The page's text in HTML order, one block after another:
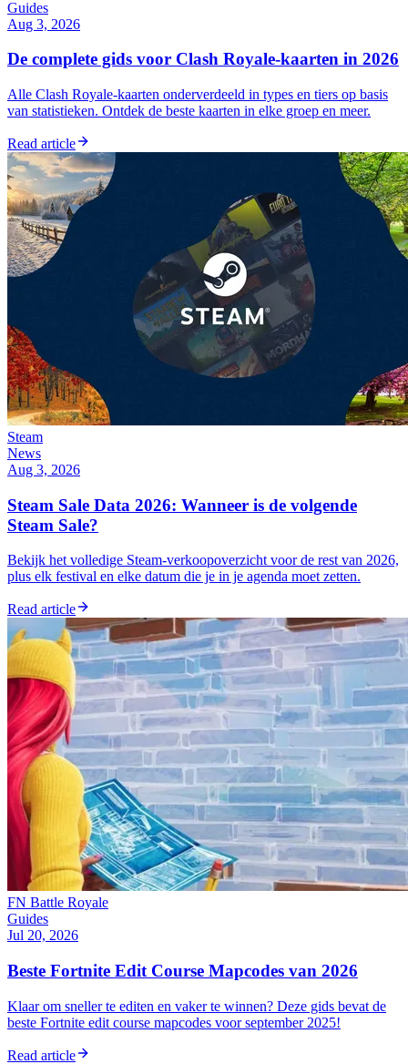
Guides
Aug 3, 2026
De complete gids voor Clash Royale-kaarten in 2026
Alle Clash Royale-kaarten onderverdeeld in types en tiers op basis
van statistieken. Ontdek de beste kaarten in elke groep en meer.
Read article
Steam
News
Aug 3, 2026
Steam Sale Data 2026: Wanneer is de volgende
Steam Sale?
Bekijk het volledige Steam-verkoopoverzicht voor de rest van 2026,
plus elk festival en elke datum die je in je agenda moet zetten.
Read article
FN Battle Royale
Guides
Jul 20, 2026
Beste Fortnite Edit Course Mapcodes van 2026
Klaar om sneller te editen en vaker te winnen? Deze gids bevat de
beste Fortnite edit course mapcodes voor september 2025!
Read article